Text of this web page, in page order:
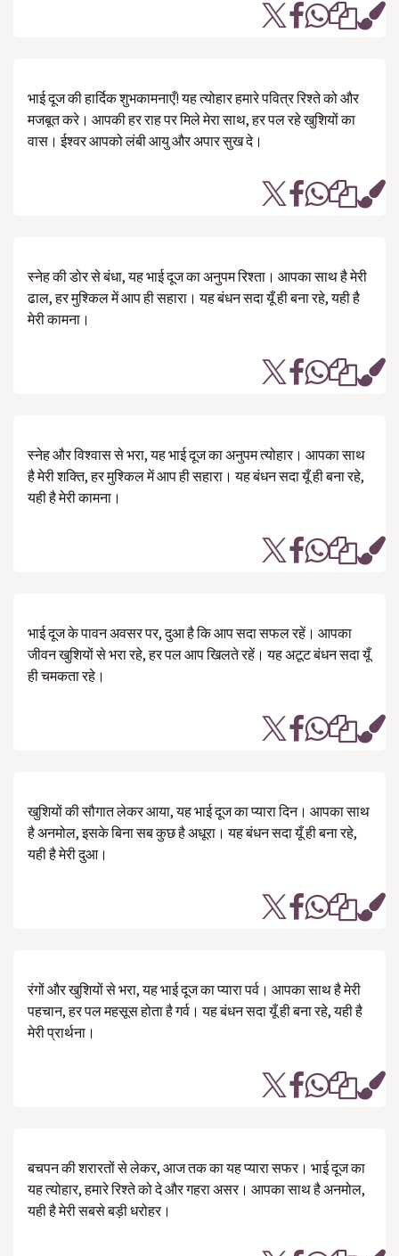
भाई दूज की हार्दिक शुभकामनाएँ! यह त्योहार हमारे पवित्र रिश्ते को और
मजबूत करे। आपकी हर राह पर मिले मेरा साथ, हर पल रहे खुशियों का
वास। ईश्वर आपको लंबी आयु और अपार सुख दे।
स्नेह की डोर से बंधा, यह भाई दूज का अनुपम रिश्ता। आपका साथ है मेरी
ढाल, हर मुश्किल में आप ही सहारा। यह बंधन सदा यूँ ही बना रहे, यही है
मेरी कामना।
स्नेह और विश्वास से भरा, यह भाई दूज का अनुपम त्योहार। आपका साथ
है मेरी शक्ति, हर मुश्किल में आप ही सहारा। यह बंधन सदा यूँ ही बना रहे,
यही है मेरी कामना।
भाई दूज के पावन अवसर पर, दुआ है कि आप सदा सफल रहें। आपका
जीवन खुशियों से भरा रहे, हर पल आप खिलते रहें। यह अटूट बंधन सदा यूँ
ही चमकता रहे।
खुशियों की सौगात लेकर आया, यह भाई दूज का प्यारा दिन। आपका साथ
है अनमोल, इसके बिना सब कुछ है अधूरा। यह बंधन सदा यूँ ही बना रहे,
यही है मेरी दुआ।
रंगों और खुशियों से भरा, यह भाई दूज का प्यारा पर्व। आपका साथ है मेरी
पहचान, हर पल महसूस होता है गर्व। यह बंधन सदा यूँ ही बना रहे, यही है
मेरी प्रार्थना।
बचपन की शरारतों से लेकर, आज तक का यह प्यारा सफर। भाई दूज का
यह त्योहार, हमारे रिश्ते को दे और गहरा असर। आपका साथ है अनमोल,
यही है मेरी सबसे बड़ी धरोहर।